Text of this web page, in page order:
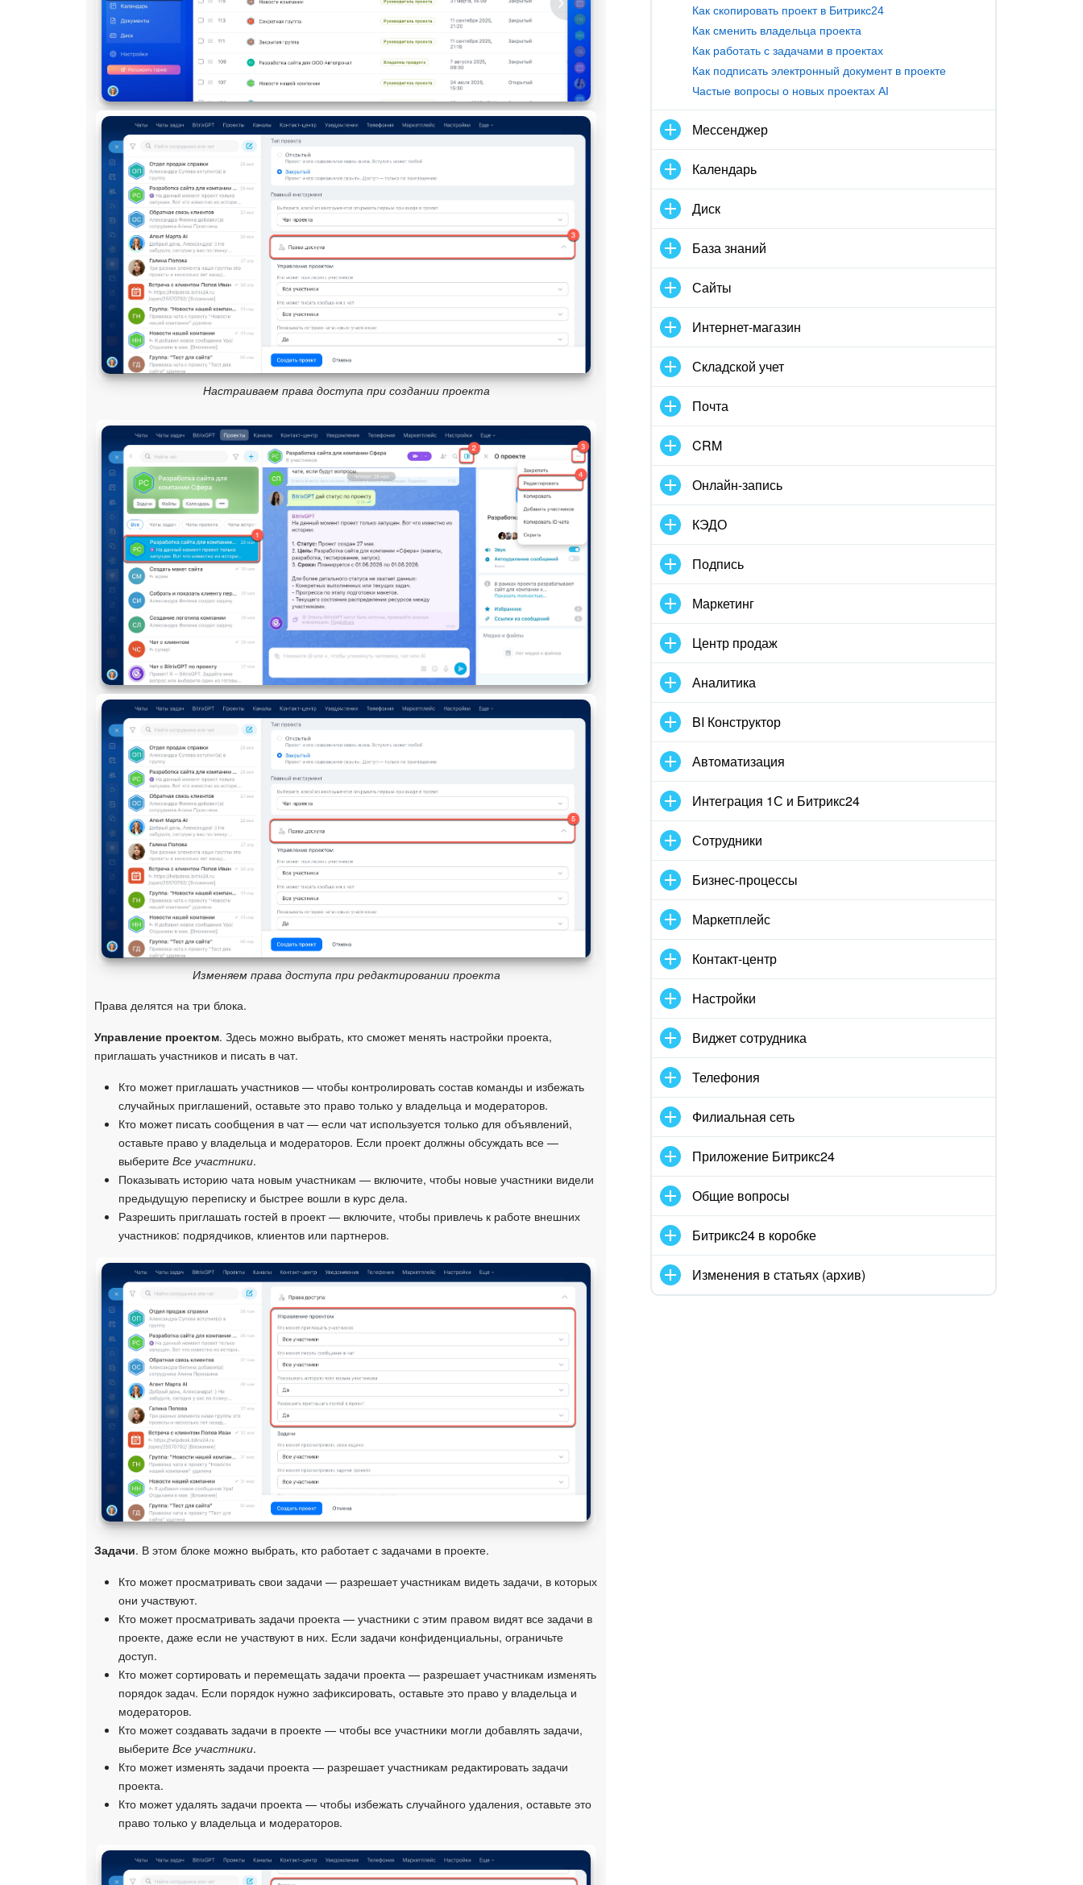
Настраиваем права доступа при создании проекта
Изменяем права доступа при редактировании проекта
Права делятся на три блока.
Управление проектом. Здесь можно выбрать, кто сможет менять настройки проекта,
приглашать участников и писать в чат.
Кто может приглашать участников — чтобы контролировать состав команды и избежать
случайных приглашений, оставьте это право только у владельца и модераторов.
Кто может писать сообщения в чат — если чат используется только для объявлений,
оставьте право у владельца и модераторов. Если проект должны обсуждать все —
выберите Все участники.
Показывать историю чата новым участникам — включите, чтобы новые участники видели
предыдущую переписку и быстрее вошли в курс дела.
Разрешить приглашать гостей в проект — включите, чтобы привлечь к работе внешних
участников: подрядчиков, клиентов или партнеров.
Задачи. В этом блоке можно выбрать, кто работает с задачами в проекте.
Кто может просматривать свои задачи — разрешает участникам видеть задачи, в которых
они участвуют.
Кто может просматривать задачи проекта — участники с этим правом видят все задачи в
проекте, даже если не участвуют в них. Если задачи конфиденциальны, ограничьте
доступ.
Кто может сортировать и перемещать задачи проекта — разрешает участникам изменять
порядок задач. Если порядок нужно зафиксировать, оставьте это право у владельца и
модераторов.
Кто может создавать задачи в проекте — чтобы все участники могли добавлять задачи,
выберите Все участники.
Кто может изменять задачи проекта — разрешает участникам редактировать задачи
проекта.
Кто может удалять задачи проекта — чтобы избежать случайного удаления, оставьте это
право только у владельца и модераторов.
Как скопировать проект в Битрикс24
Как сменить владельца проекта
Как работать с задачами в проектах
Как подписать электронный документ в проекте
Частые вопросы о новых проектах AI
Мессенджер
Календарь
Диск
База знаний
Сайты
Интернет-магазин
Складской учет
Почта
CRM
Онлайн-запись
КЭДО
Подпись
Маркетинг
Центр продаж
Аналитика
BI Конструктор
Автоматизация
Интеграция 1С и Битрикс24
Сотрудники
Бизнес-процессы
Маркетплейс
Контакт-центр
Настройки
Виджет сотрудника
Телефония
Филиальная сеть
Приложение Битрикс24
Общие вопросы
Битрикс24 в коробке
Изменения в статьях (архив)